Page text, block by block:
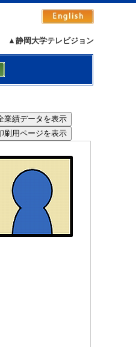
▲静岡大学テレビジョン